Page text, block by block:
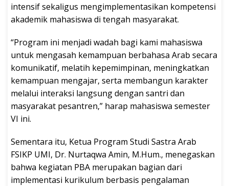
intensif sekaligus mengimplementasikan kompetensi
akademik mahasiswa di tengah masyarakat.
“Program ini menjadi wadah bagi kami mahasiswa
untuk mengasah kemampuan berbahasa Arab secara
komunikatif, melatih kepemimpinan, meningkatkan
kemampuan mengajar, serta membangun karakter
melalui interaksi langsung dengan santri dan
masyarakat pesantren,” harap mahasiswa semester
VI ini.
Sementara itu, Ketua Program Studi Sastra Arab
FSIKP UMI, Dr. Nurtaqwa Amin, M.Hum., menegaskan
bahwa kegiatan PBA merupakan bagian dari
implementasi kurikulum berbasis pengalaman